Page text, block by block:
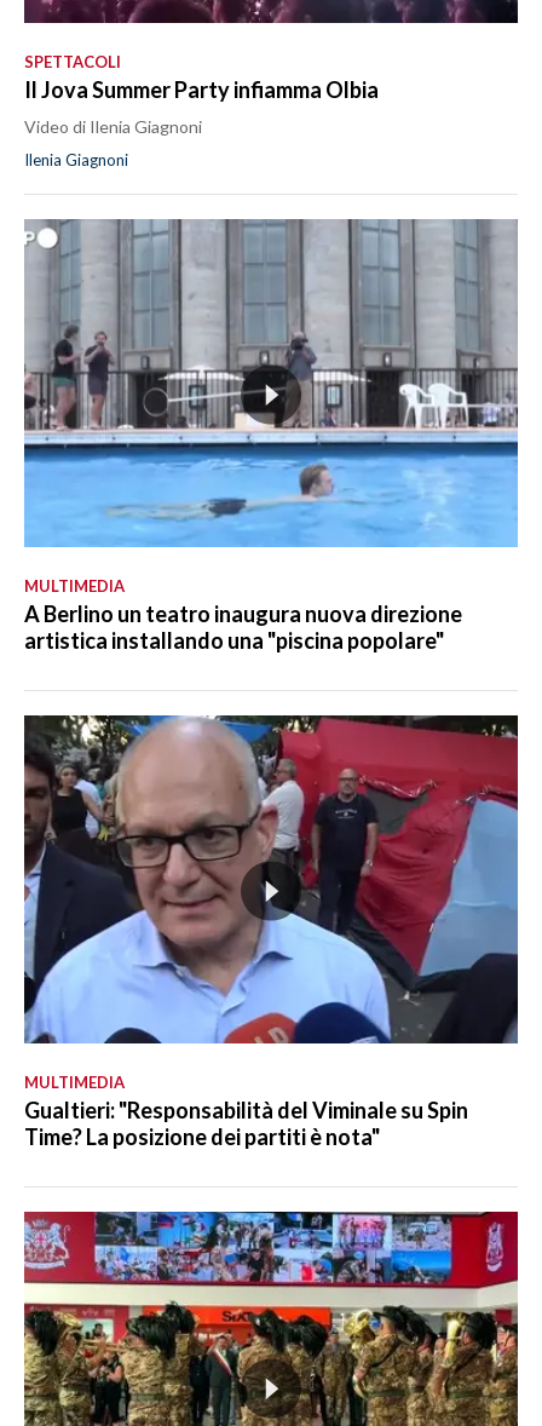
SPETTACOLI
Il Jova Summer Party infiamma Olbia
Video di Ilenia Giagnoni
Ilenia Giagnoni
MULTIMEDIA
A Berlino un teatro inaugura nuova direzione
artistica installando una "piscina popolare"
MULTIMEDIA
Gualtieri: "Responsabilità del Viminale su Spin
Time? La posizione dei partiti è nota"